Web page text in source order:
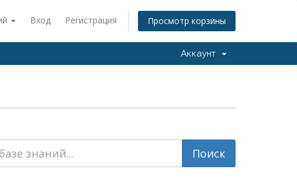
Вход Регистрация Просмотр корзины
Аккаунт